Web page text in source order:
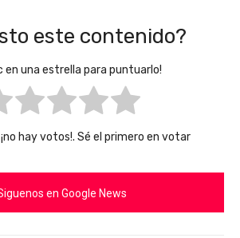
este contenido?
en una estrella para puntuarlo!
hay votos!. Sé el primero en votar
en Google News